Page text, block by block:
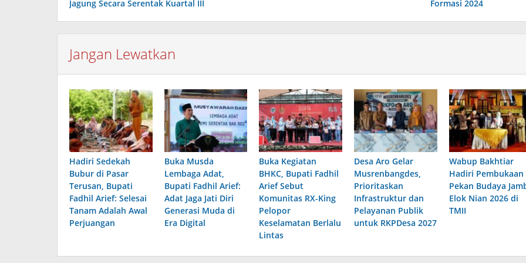
Jagung Secara Serentak Kuartal III Formasi 2024
Jangan Lewatkan
Hadiri Sedekah
Bubur di Pasar
Terusan, Bupati
Fadhil Arief: Selesai
Tanam Adalah Awal
Perjuangan
Buka Musda
Lembaga Adat,
Bupati Fadhil Arief:
Adat Jaga Jati Diri
Generasi Muda di
Era Digital
Buka Kegiatan
BHKC, Bupati Fadhil
Arief Sebut
Komunitas RX-King
Pelopor
Keselamatan Berlalu
Lintas
Desa Aro Gelar
Musrenbangdes,
Prioritaskan
Infrastruktur dan
Pelayanan Publik
untuk RKPDesa 2027
Wabup Bakhtiar
Hadiri Pembukaan
Pekan Budaya
Elok Nian 2026 di
TMII